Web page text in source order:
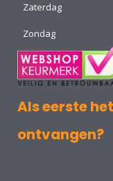
Zaterdag
Zondag
Als eerste
ontvangen?